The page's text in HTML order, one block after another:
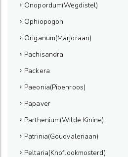
Onopordum(Wegdistel)
Ophiopogon
Origanum(Marjoraan)
Pachisandra
Packera
Paeonia(Pioenroos)
Papaver
Parthenium(Wilde Kinine)
Patrinia(Goudvaleriaan)
Peltaria(Knoflookmosterd)